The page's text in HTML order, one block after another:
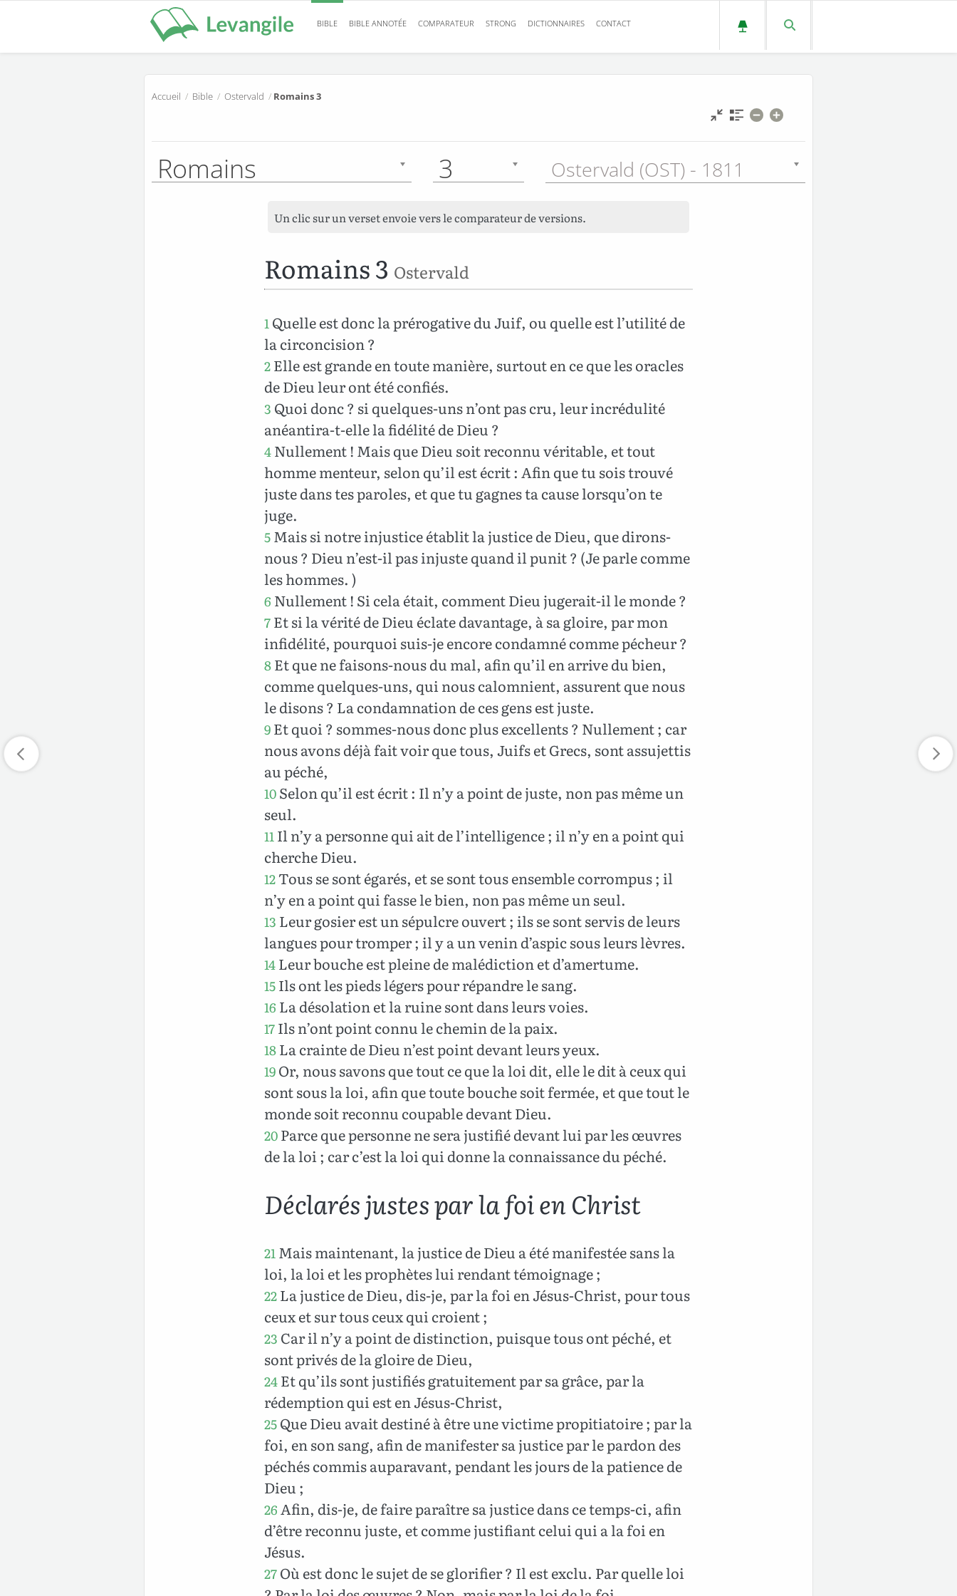
BIBLE BIBLE ANNOTÉE COMPARATEUR STRONG DICTIONNAIRES CONTACT
Accueil / Bible / Ostervald / Romains 3
Romains 3 Ostervald (OST) - 1811
Un clic sur un verset envoie vers le comparateur de versions.
Romains 3 Ostervald
1Quelle est donc la prérogative du Juif, ou quelle est l’utilité de
la circoncision ?
2Elle est grande en toute manière, surtout en ce que les oracles
de Dieu leur ont été confiés.
3 Quoi donc ? si quelques-uns n’ont pas cru, leur incrédulité
anéantira-t-elle la fidélité de Dieu ?
4Nullement ! Mais que Dieu soit reconnu véritable, et tout
homme menteur, selon qu’il est écrit : Afin que tu sois trouvé
juste dans tes paroles, et que tu gagnes ta cause lorsqu’on te
juge.
5Mais si notre injustice établit la justice de Dieu, que dirons-
nous ? Dieu n’est-il pas injuste quand il punit ? (Je parle comme
les hommes. )
6 Nullement ! Si cela était, comment Dieu jugerait-il le monde ?
7Et si la vérité de Dieu éclate davantage, à sa gloire, par mon
infidélité, pourquoi suis-je encore condamné comme pécheur ?
8Et que ne faisons-nous du mal, afin qu’il en arrive du bien,
comme quelques-uns, qui nous calomnient, assurent que nous
le disons ? La condamnation de ces gens est juste.
9Et quoi ? sommes-nous donc plus excellents ? Nullement ; car
nous avons déjà fait voir que tous, Juifs et Grecs, sont assujettis
au péché,
10Selon qu’il est écrit : Il n’y a point de juste, non pas même un
seul.
11Il n’y a personne qui ait de l’intelligence ; il n’y en a point qui
cherche Dieu.
12Tous se sont égarés, et se sont tous ensemble corrompus ; il
n’y en a point qui fasse le bien, non pas même un seul.
13 Leur gosier est un sépulcre ouvert ; ils se sont servis de leurs
langues pour tromper ; il y a un venin d’aspic sous leurs lèvres.
14Leur bouche est pleine de malédiction et d’amertume.
15Ils ont les pieds légers pour répandre le sang.
16 La désolation et la ruine sont dans leurs voies.
17Ils n’ont point connu le chemin de la paix.
18La crainte de Dieu n’est point devant leurs yeux.
19Or, nous savons que tout ce que la loi dit, elle le dit à ceux qui
sont sous la loi, afin que toute bouche soit fermée, et que tout le
monde soit reconnu coupable devant Dieu.
20Parce que personne ne sera justifié devant lui par les œuvres
de la loi ; car c’est la loi qui donne la connaissance du péché.
Déclarés justes par la foi en Christ
21Mais maintenant, la justice de Dieu a été manifestée sans la
loi, la loi et les prophètes lui rendant témoignage ;
22La justice de Dieu, dis-je, par la foi en Jésus-Christ, pour tous
ceux et sur tous ceux qui croient ;
23 Car il n’y a point de distinction, puisque tous ont péché, et
sont privés de la gloire de Dieu,
24Et qu’ils sont justifiés gratuitement par sa grâce, par la
rédemption qui est en Jésus-Christ,
25Que Dieu avait destiné à être une victime propitiatoire ; par la
foi, en son sang, afin de manifester sa justice par le pardon des
péchés commis auparavant, pendant les jours de la patience de
Dieu ;
26Afin, dis-je, de faire paraître sa justice dans ce temps-ci, afin
d’être reconnu juste, et comme justifiant celui qui a la foi en
Jésus.
27Où est donc le sujet de se glorifier ? Il est exclu. Par quelle loi